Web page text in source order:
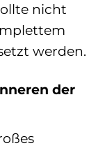
nicht
werden.
der